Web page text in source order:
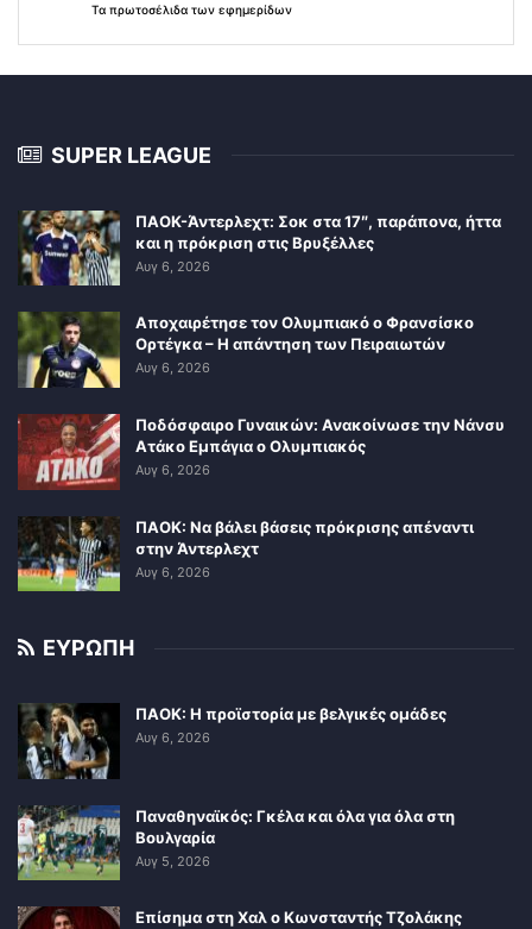
Τα πρωτοσέλιδα των εφημερίδων
SUPER LEAGUE
ΠΑΟΚ-Άντερλεχτ: Σοκ στα 17″, παράπονα, ήττα
και η πρόκριση στις Βρυξέλλες
Αυγ 6, 2026
Αποχαιρέτησε τον Ολυμπιακό ο Φρανσίσκο
Ορτέγκα – Η απάντηση των Πειραιωτών
Αυγ 6, 2026
Ποδόσφαιρο Γυναικών: Ανακοίνωσε την Νάνσυ
Ατάκο Εμπάγια ο Ολυμπιακός
Αυγ 6, 2026
ΠΑΟΚ: Να βάλει βάσεις πρόκρισης απέναντι
στην Άντερλεχτ
Αυγ 6, 2026
ΕΥΡΩΠΗ
ΠΑΟΚ: Η προϊστορία με βελγικές ομάδες
Αυγ 6, 2026
Παναθηναϊκός: Γκέλα και όλα για όλα στη
Βουλγαρία
Αυγ 5, 2026
Επίσημα στη Χαλ ο Κωνσταντής Τζολάκης